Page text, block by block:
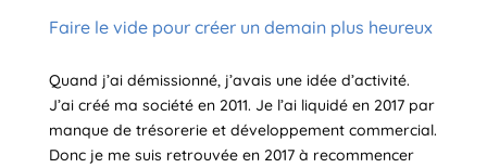
Faire le vide pour créer un demain plus heureux
Quand j’ai démissionné, j’avais une idée d’activité.
J’ai créé ma société en 2011. Je l’ai liquidé en 2017 par
manque de trésorerie et développement commercial.
Donc je me suis retrouvée en 2017 à recommencer